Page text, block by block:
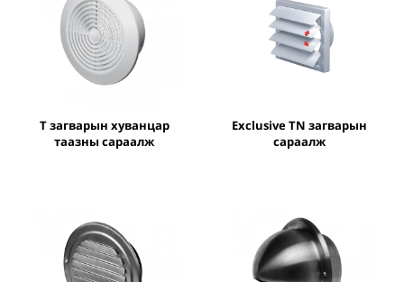
Т загварын хуванцар
таазны сараалж
Exclusive TN загварын
сараалж